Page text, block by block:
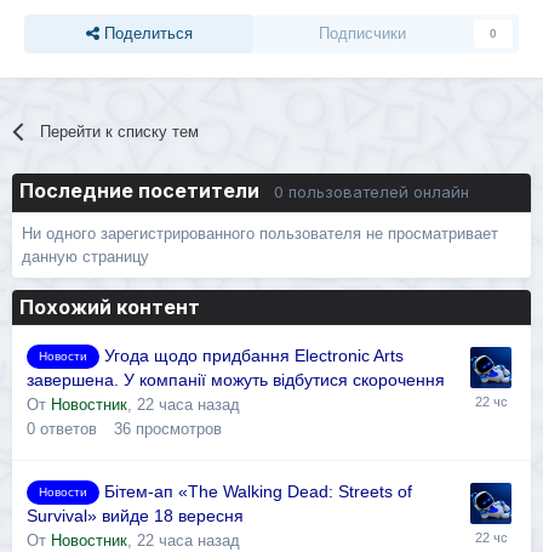
Поделиться Подписчики 0
Перейти к списку тем
Последние посетители 0 пользователей онлайн
Ни одного зарегистрированного пользователя не просматривает
данную страницу
Похожий контент
Новости
Угода щодо придбання Electronic Arts
завершена. У компанії можуть відбутися скорочення
От Новостник 22 часа назад
0 ответов 36 просмотров
Новости
Бітем-ап «The Walking Dead: Streets of
Survival» вийде 18 вересня
От Новостник, 22 часа назад